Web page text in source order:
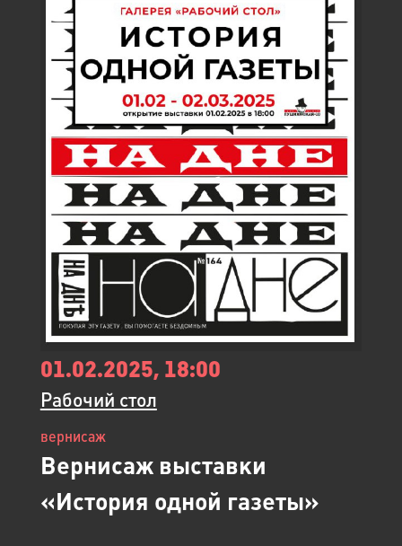
01.02.2025, 18:00
Рабочий стол
вернисаж
Вернисаж выставки
«История одной газеты»